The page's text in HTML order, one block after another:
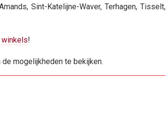
Sint-Katelijne-Waver, Terhagen, Tisselt,
!
mogelijkheden te bekijken.